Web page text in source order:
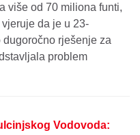
više od 70 miliona funti,
da je u 23-
rješenje za
problem
Vodovoda: